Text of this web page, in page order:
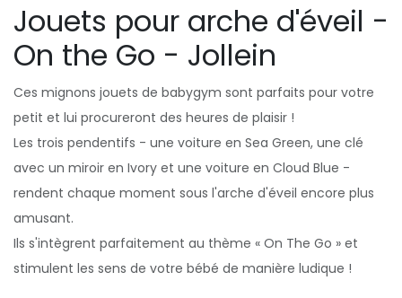
Jouets pour arche d'éveil -
On the Go - Jollein
Ces mignons jouets de babygym sont parfaits pour votre
petit et lui procureront des heures de plaisir !
Les trois pendentifs - une voiture en Sea Green, une clé
avec un miroir en Ivory et une voiture en Cloud Blue -
rendent chaque moment sous l'arche d'éveil encore plus
amusant.
Ils s'intègrent parfaitement au thème « On The Go » et
stimulent les sens de votre bébé de manière ludique !